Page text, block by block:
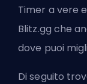
Timer a vere
Blitz.gg che
dove puoi
Di seguito